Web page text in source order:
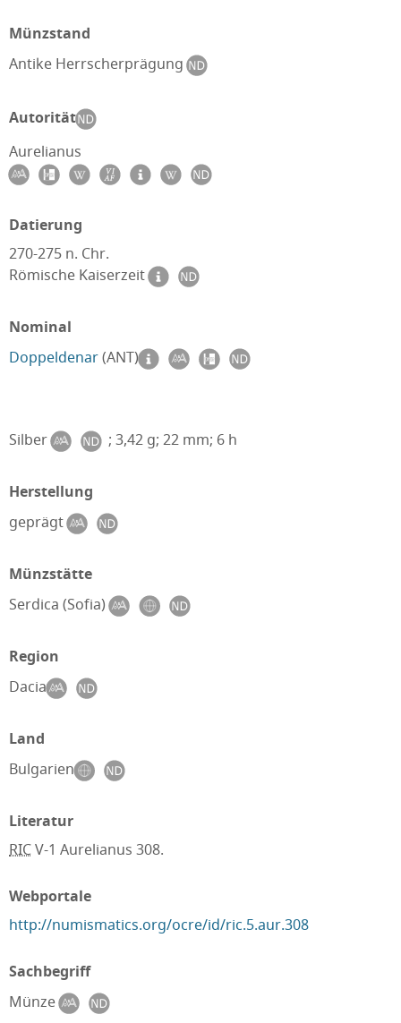
Münzstand
Antike Herrscherprägung
Autorität
Aurelianus
Datierung
270-275 n. Chr.
Römische Kaiserzeit
Nominal
Doppeldenar(ANT)
Silber ; 3,42 g; 22 mm; 6 h
Herstellung
geprägt
Münzstätte
Serdica (Sofia)
Region
Dacia
Land
Bulgarien
Literatur
RICV-1 Aurelianus 308.
Webportale
http://numismatics.org/ocre/id/ric.5.aur.308
Sachbegriff
Münze